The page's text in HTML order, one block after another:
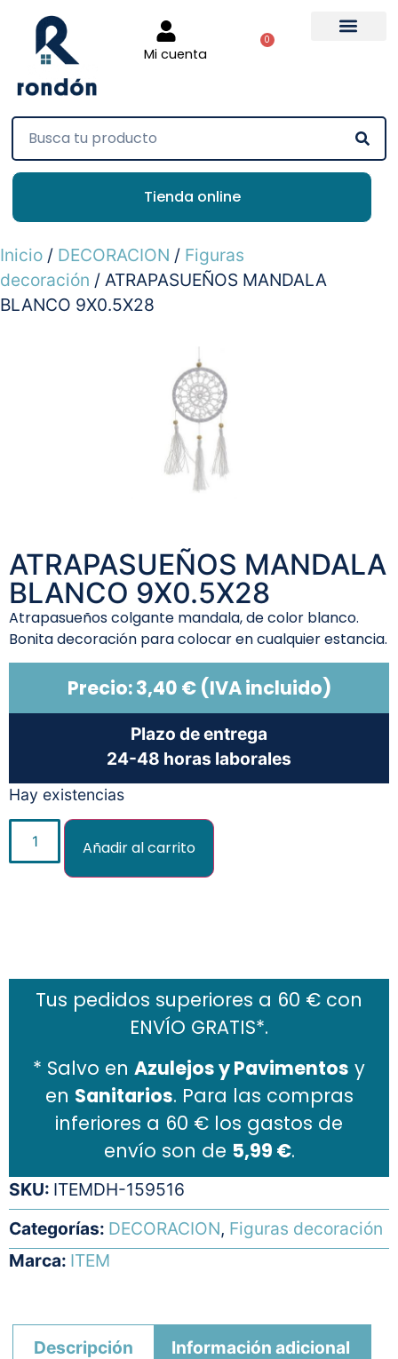
Mi cuenta
0
Tienda online
Inicio / DECORACION / Figuras
decoración / ATRAPASUEÑOS MANDALA
BLANCO 9X0.5X28
ATRAPASUEÑOS MANDALA
BLANCO 9X0.5X28
Atrapasueños colgante mandala, de color blanco.
Bonita decoración para colocar en cualquier estancia.
Precio:3,40 €(IVA incluido)
Plazo de entrega
24-48 horas laborales
Hay existencias
Añadir al carrito
Tus pedidos superiores a 60 € con
ENVÍO GRATIS*.
* Salvo en Azulejos y Pavimentos y
en Sanitarios. Para las compras
inferiores a 60 € los gastos de
envío son de 5,99 €.
SKU: ITEMDH-159516
Categorías: DECORACION, Figuras decoración
Marca: ITEM
Descripción Información adicional